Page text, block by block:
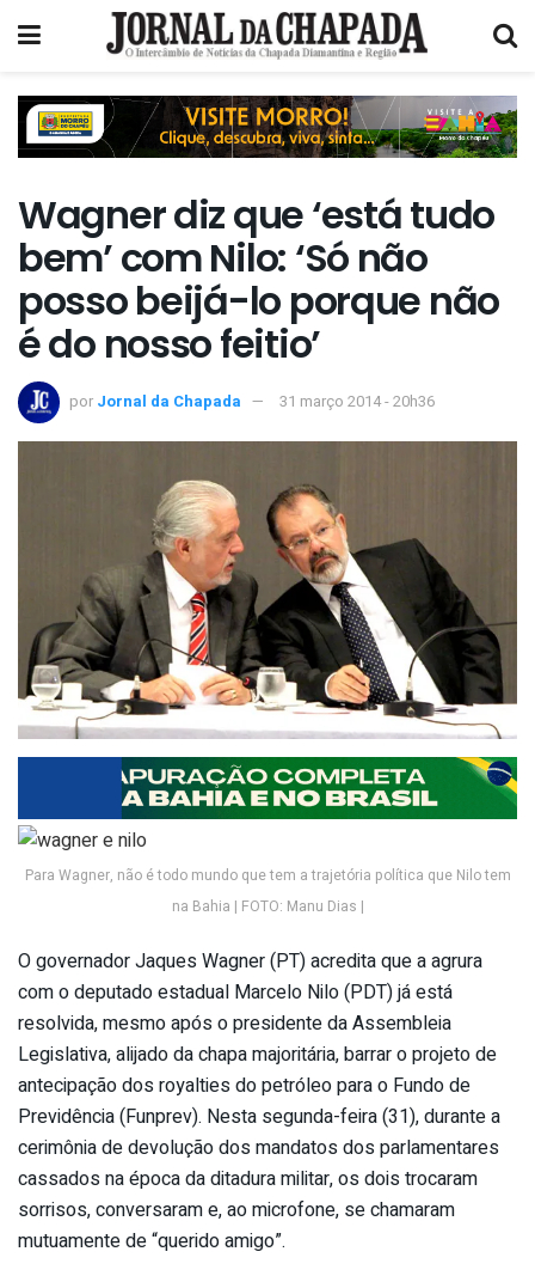
Wagner diz que ‘está tudo
bem’ com Nilo: ‘Só não
posso beijá-lo porque não
é do nosso feitio’
por Jornal da Chapada 31 março 2014 - 20h36
Para Wagner, não é todo mundo que tem a trajetória política que Nilo tem
na Bahia | FOTO: Manu Dias |
O governador Jaques Wagner (PT) acredita que a agrura
com o deputado estadual Marcelo Nilo (PDT) já está
resolvida, mesmo após o presidente da Assembleia
Legislativa, alijado da chapa majoritária, barrar o projeto de
antecipação dos royalties do petróleo para o Fundo de
Previdência (Funprev). Nesta segunda-feira (31), durante a
cerimônia de devolução dos mandatos dos parlamentares
cassados na época da ditadura militar, os dois trocaram
sorrisos, conversaram e, ao microfone, se chamaram
mutuamente de “querido amigo”.